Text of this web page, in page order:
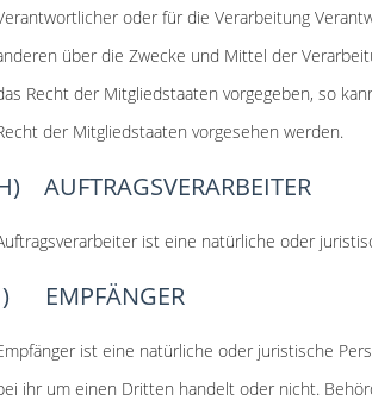
oder für die Verarbeitung
über die Zwecke und Mittel der
Recht der Mitgliedstaaten vorgegeben, so
der Mitgliedstaaten vorgesehen werden.
AUFTRAGSVERARBEITER
ist eine natürliche oder
EMPFÄNGER
ist eine natürliche oder juristische
ihr um einen Dritten handelt oder nicht.